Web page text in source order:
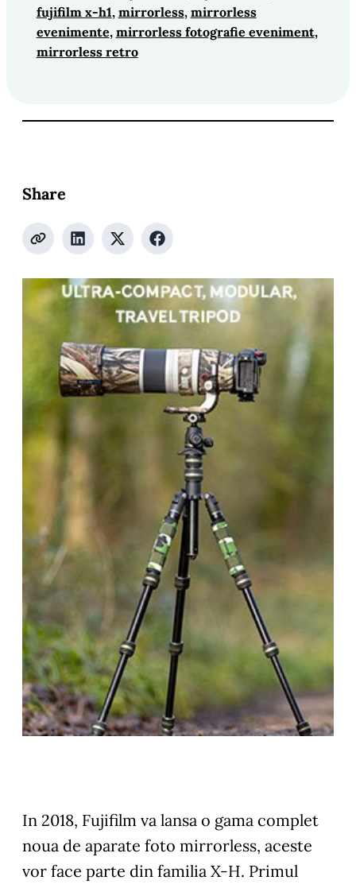
fujifilm x-h1, mirrorless, mirrorless
evenimente, mirrorless fotografie eveniment ,
mirrorless retro
Share
In 2018, Fujifilm va lansa o gama complet
noua de aparate foto mirrorless, aceste
vor face parte din familia X-H. Primul